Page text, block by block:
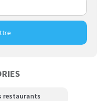
vente pour
restaurants